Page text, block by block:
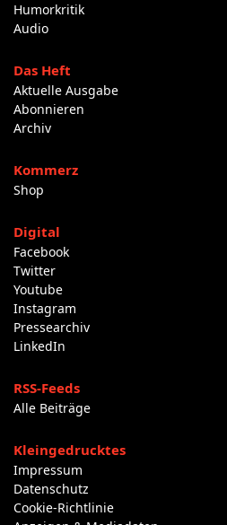
Humorkritik
Audio
Das Heft
Aktuelle Ausgabe
Abonnieren
Archiv
Kommerz
Shop
Digital
Facebook
Twitter
Youtube
Instagram
Pressearchiv
LinkedIn
RSS-Feeds
Alle Beiträge
Kleingedrucktes
Impressum
Datenschutz
Cookie-Richtlinie